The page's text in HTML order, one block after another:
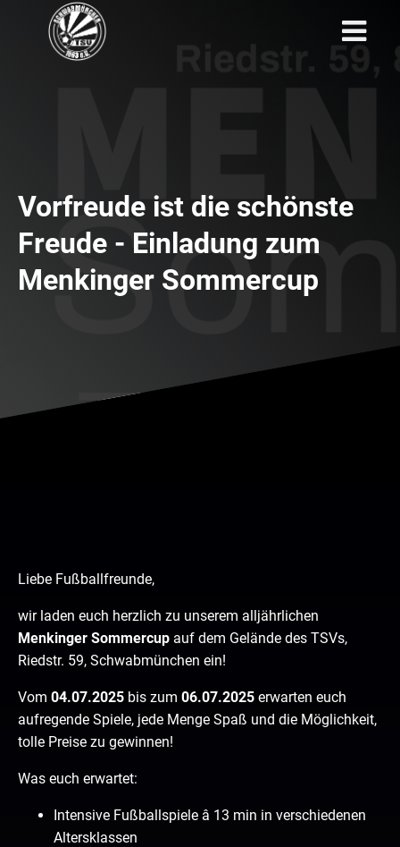
Vorfreude ist die schönste
Freude - Einladung zum
Menkinger Sommercup
Liebe Fußballfreunde,
wir laden euch herzlich zu unserem alljährlichen
Menkinger Sommercup auf dem Gelände des TSVs,
Riedstr. 59, Schwabmünchen ein!
Vom 04.07.2025 bis zum 06.07.2025 erwarten euch
aufregende Spiele, jede Menge Spaß und die Möglichkeit,
tolle Preise zu gewinnen!
Was euch erwartet:
Intensive Fußballspiele â 13 min in verschiedenen
Altersklassen